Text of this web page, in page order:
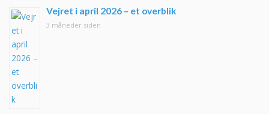
Vejret i april 2026 – et overblik
3 måneder siden